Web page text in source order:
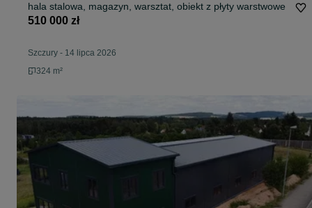
hala stalowa, magazyn, warsztat, obiekt z płyty warstwowe
510 000 zł
Szczury - 14 lipca 2026
324 m²